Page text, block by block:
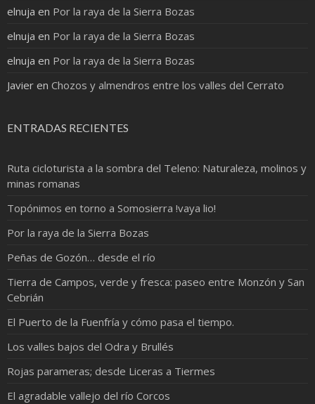
elnuja en Por la raya de la Sierra Bozas
elnuja en Por la raya de la Sierra Bozas
elnuja en Por la raya de la Sierra Bozas
Javier en Chozos y almendros entre los valles del Cerrato
ENTRADAS RECIENTES
Ruta cicloturista a la sombra del Teleno: Naturaleza, molinos y
minas romanas
Topónimos en torno a Somosierra !vaya lio!
Por la raya de la Sierra Bozas
Peñas de Gozón… desde el río
Tierra de Campos, verde y fresca: paseo entre Monzón y San
Cebrián
El Puerto de la Fuenfría y cómo pasa el tiempo.
Los valles bajos del Odra y Brullés
Rojas parameras; desde Liceras a Tiermes
El agradable vallejo del río Corcos